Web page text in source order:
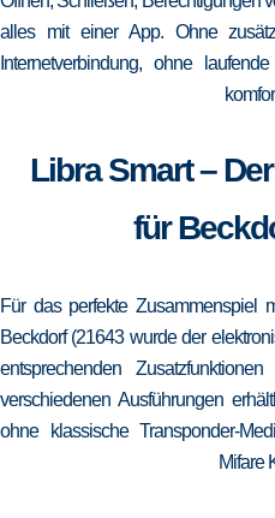
alles mit einer App. Ohne
Internetverbindung, ohne
Libra Smart –
für
Für das perfekte Zusammenspiel
Beckdorf (21643 wurde der
entsprechenden
verschiedenen Ausführungen
ohne klassische Transponder-
Mifare